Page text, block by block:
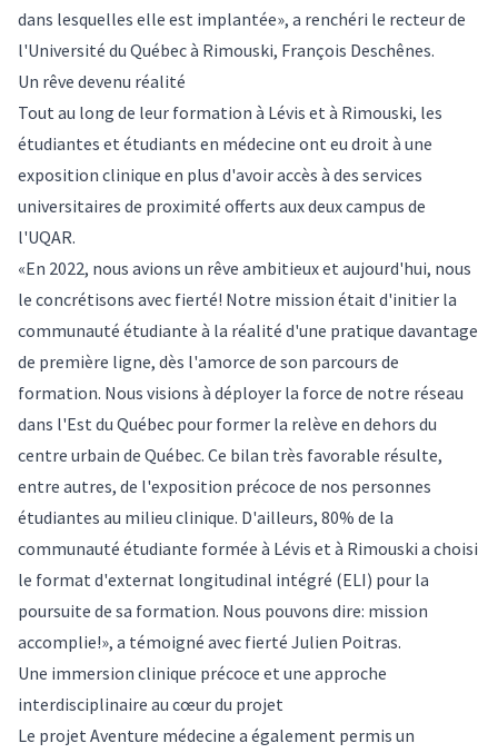
dans lesquelles elle est implantée», a renchéri le recteur de
l'Université du Québec à Rimouski, François Deschênes.
Un rêve devenu réalité
Tout au long de leur formation à Lévis et à Rimouski, les
étudiantes et étudiants en médecine ont eu droit à une
exposition clinique en plus d'avoir accès à des services
universitaires de proximité offerts aux deux campus de
l'UQAR.
«En 2022, nous avions un rêve ambitieux et aujourd'hui, nous
le concrétisons avec fierté! Notre mission était d'initier la
communauté étudiante à la réalité d'une pratique davantage
de première ligne, dès l'amorce de son parcours de
formation. Nous visions à déployer la force de notre réseau
dans l'Est du Québec pour former la relève en dehors du
centre urbain de Québec. Ce bilan très favorable résulte,
entre autres, de l'exposition précoce de nos personnes
étudiantes au milieu clinique. D'ailleurs, 80% de la
communauté étudiante formée à Lévis et à Rimouski a choisi
le format d'externat longitudinal intégré (ELI) pour la
poursuite de sa formation. Nous pouvons dire: mission
accomplie!», a témoigné avec fierté Julien Poitras.
Une immersion clinique précoce et une approche
interdisciplinaire au cœur du projet
Le projet Aventure médecine a également permis un